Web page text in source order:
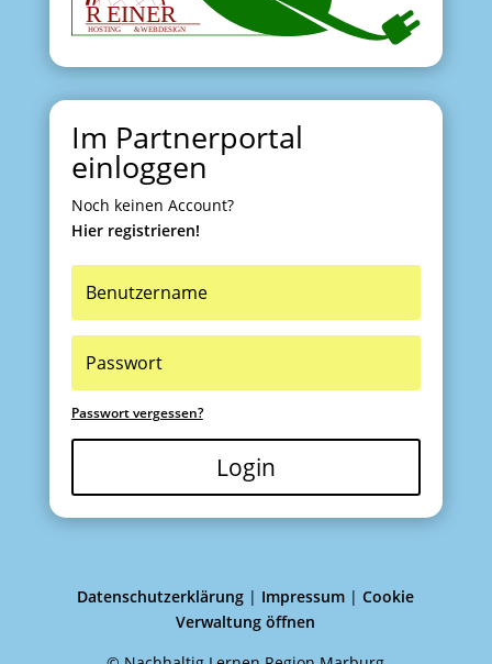
Im Partnerportal
einloggen
Noch keinen Account?
Hier registrieren!
Passwort vergessen?
Login
Datenschutzerklärung | Impressum |Cookie
Verwaltung öffnen